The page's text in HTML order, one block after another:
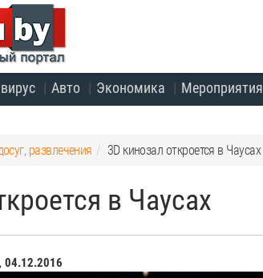
Авто Экономика Мероприятия
развлечения 3D кинозал откроется в Чаусах
в Чаусах
, 04.12.2016